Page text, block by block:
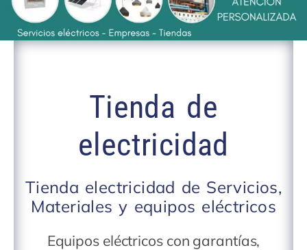
Tienda de
electricidad
Tienda electricidad de Servicios,
Materiales y equipos eléctricos
Equipos eléctricos con garantías,